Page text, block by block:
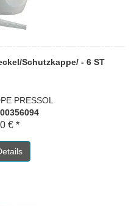
Schutzkappe/ - 6 ST
PRESSOL
€ *